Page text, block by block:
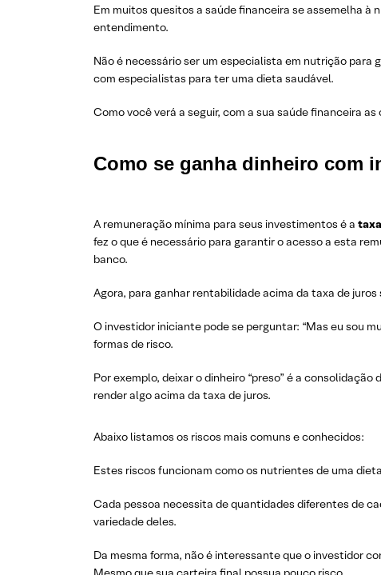
Em muitos quesitos a saúde financeira se assemelha
entendimento.
Não é necessário ser um especialista em nutrição
com especialistas para ter uma dieta saudável.
Como você verá a seguir, com a sua saúde financeira
Como se ganha dinheiro com
A remuneração mínima para seus investimentos é a
fez o que é necessário para garantir o acesso a esta
banco.
Agora, para ganhar rentabilidade acima da taxa de juros
O investidor iniciante pode se perguntar: “Mas eu sou
formas de risco.
Por exemplo, deixar o dinheiro “preso” é a
render algo acima da taxa de juros.
Abaixo listamos os riscos mais comuns e conhecidos:
Estes riscos funcionam como os nutrientes de uma
Cada pessoa necessita de quantidades diferentes de
variedade deles.
Da mesma forma, não é interessante que o investidor